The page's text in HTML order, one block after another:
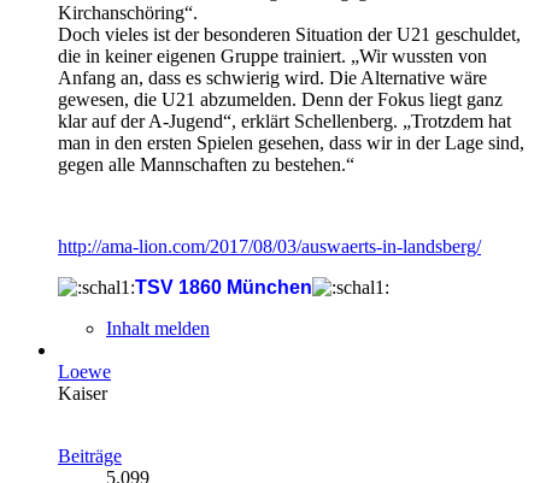
Kirchanschöring“.
Doch vieles ist der besonderen Situation der U21 geschuldet,
die in keiner eigenen Gruppe trainiert. „Wir wussten von
Anfang an, dass es schwierig wird. Die Alternative wäre
gewesen, die U21 abzumelden. Denn der Fokus liegt ganz
klar auf der A-Jugend“, erklärt Schellenberg. „Trotzdem hat
man in den ersten Spielen gesehen, dass wir in der Lage sind,
gegen alle Mannschaften zu bestehen.“
http://ama-lion.com/2017/08/03/auswaerts-in-landsberg/
TSV 1860 München
Inhalt melden
Loewe
Kaiser
Beiträge
5.099